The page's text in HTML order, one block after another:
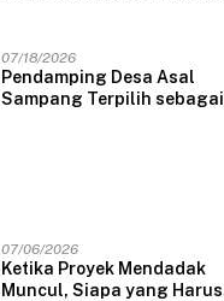
Digital untuk Industri
Hospitality
07/18/2026
Pendamping Desa Asal
Sampang Terpilih sebagai
07/06/2026
Ketika Proyek Mendadak
Muncul, Siapa yang Harus